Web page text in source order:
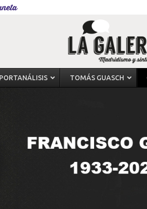
PORTANÁLISIS TOMÁS GUASCH